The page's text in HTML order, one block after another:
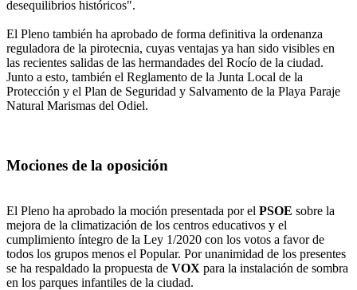
desequilibrios históricos".
El Pleno también ha aprobado de forma definitiva la ordenanza
reguladora de la pirotecnia, cuyas ventajas ya han sido visibles en
las recientes salidas de las hermandades del Rocío de la ciudad.
Junto a esto, también el Reglamento de la Junta Local de la
Protección y el Plan de Seguridad y Salvamento de la Playa Paraje
Natural Marismas del Odiel.
Mociones de la oposición
El Pleno ha aprobado la moción presentada por el PSOE sobre la
mejora de la climatización de los centros educativos y el
cumplimiento íntegro de la Ley 1/2020 con los votos a favor de
todos los grupos menos el Popular. Por unanimidad de los presentes
se ha respaldado la propuesta de VOX para la instalación de sombra
en los parques infantiles de la ciudad.